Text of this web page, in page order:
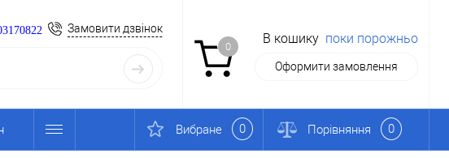
Замовити дзвінок
0
В кошику поки порожньо
Оформити замовлення
Вибране 0 Порівняння 0